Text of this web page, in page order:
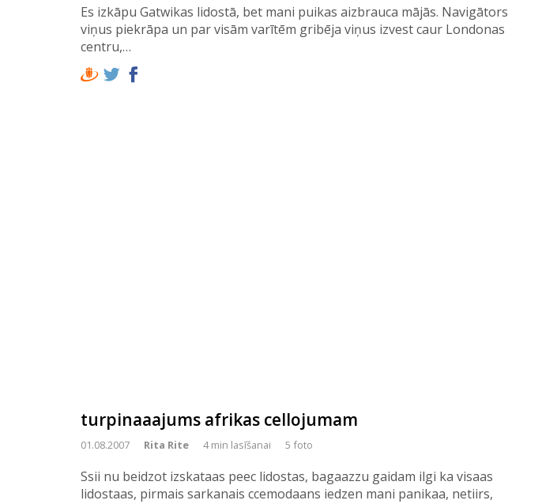
Es izkāpu Gatwikas lidostā, bet mani puikas aizbrauca mājās. Navigātors
viņus piekrāpa un par visām varītēm gribēja viņus izvest caur Londonas
centru,…
turpinaaajums afrikas cellojumam
01.08.2007 Rita Rite 4 min lasīšanai 5 foto
Ssii nu beidzot izskataas peec lidostas, bagaazzu gaidam ilgi ka visaas
lidostaas, pirmais sarkanais ccemodaans iedzen mani panikaa, netiirs,